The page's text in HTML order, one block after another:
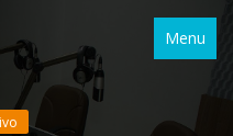
Menu